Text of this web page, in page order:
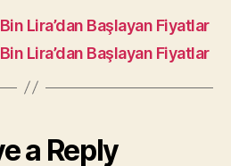
Lira’dan Başlayan Fiyatlar
Lira’dan Başlayan Fiyatlar
a Reply